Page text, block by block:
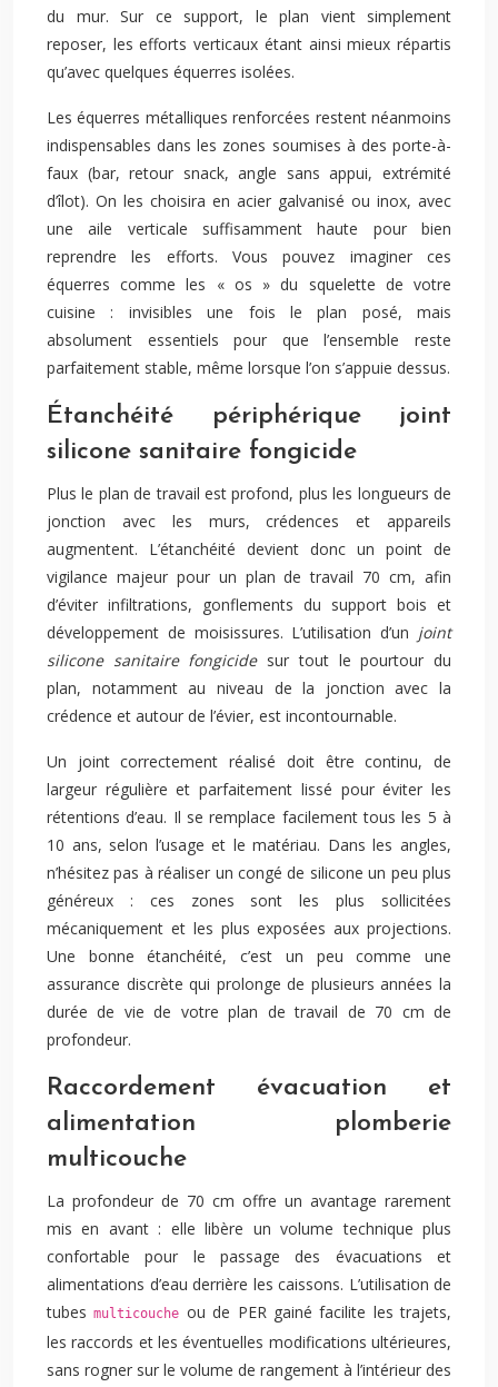
du mur. Sur ce support, le plan vient simplement
reposer, les efforts verticaux étant ainsi mieux répartis
qu’avec quelques équerres isolées.
Les équerres métalliques renforcées restent néanmoins
indispensables dans les zones soumises à des porte-à-
faux (bar, retour snack, angle sans appui, extrémité
d’îlot). On les choisira en acier galvanisé ou inox, avec
une aile verticale suffisamment haute pour bien
reprendre les efforts. Vous pouvez imaginer ces
équerres comme les « os » du squelette de votre
cuisine : invisibles une fois le plan posé, mais
absolument essentiels pour que l’ensemble reste
parfaitement stable, même lorsque l’on s’appuie dessus.
Étanchéité périphérique joint
silicone sanitaire fongicide
Plus le plan de travail est profond, plus les longueurs de
jonction avec les murs, crédences et appareils
augmentent. L’étanchéité devient donc un point de
vigilance majeur pour un plan de travail 70 cm, afin
d’éviter infiltrations, gonflements du support bois et
développement de moisissures. L’utilisation d’un joint
silicone sanitaire fongicidesur tout le pourtour du
plan, notamment au niveau de la jonction avec la
crédence et autour de l’évier, est incontournable.
Un joint correctement réalisé doit être continu, de
largeur régulière et parfaitement lissé pour éviter les
rétentions d’eau. Il se remplace facilement tous les 5 à
10 ans, selon l’usage et le matériau. Dans les angles,
n’hésitez pas à réaliser un congé de silicone un peu plus
généreux : ces zones sont les plus sollicitées
mécaniquement et les plus exposées aux projections.
Une bonne étanchéité, c’est un peu comme une
assurance discrète qui prolonge de plusieurs années la
durée de vie de votre plan de travail de 70 cm de
profondeur.
Raccordement évacuation et
alimentation plomberie
multicouche
La profondeur de 70 cm offre un avantage rarement
mis en avant : elle libère un volume technique plus
confortable pour le passage des évacuations et
alimentations d’eau derrière les caissons. L’utilisation de
tubesmulticouche ou de PER gainé facilite les trajets,
les raccords et les éventuelles modifications ultérieures,
sans rogner sur le volume de rangement à l’intérieur des